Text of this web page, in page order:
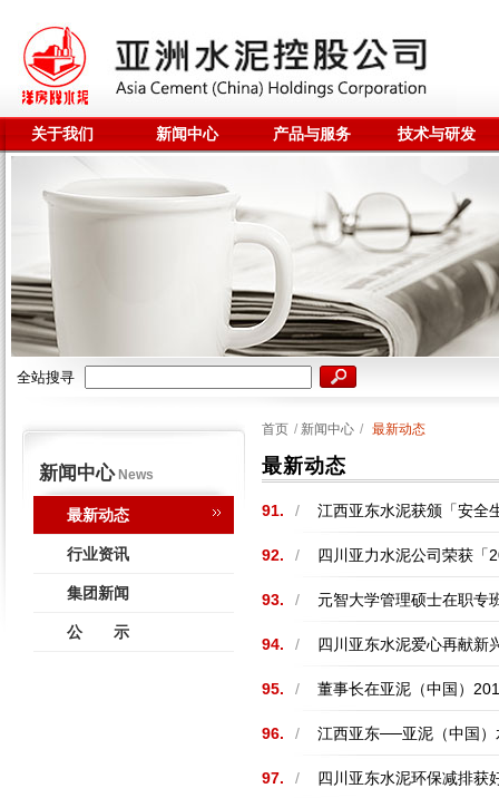
关于我们 新闻中心 产品与服务 技术与研发
全站搜寻
新闻中心News
最新动态
行业资讯
集团新闻
公 示
首页 / 新闻中心 / 最新动态
最新动态
91. / 江西亚东水泥获颁「安全
92. / 四川亚力水泥公司荣获「
93. / 元智大学管理硕士在职专
94. / 四川亚东水泥爱心再献新
95. / 董事长在亚泥（中国）
96. / 江西亚东──亚泥（中国
97. / 四川亚东水泥环保减排获